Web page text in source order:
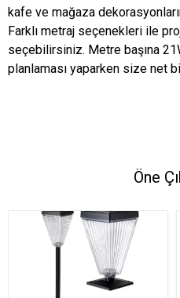
kafe ve mağaza
Farklı metraj seçenekleri ile
seçebilirsiniz. Metre başına
planlaması yaparken size net
Öne